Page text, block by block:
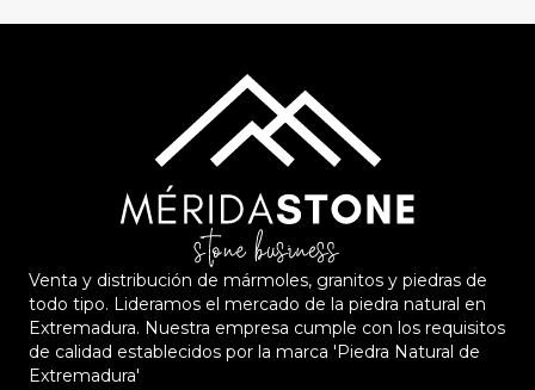
Venta y distribución de mármoles, granitos y piedras de
todo tipo. Lideramos el mercado de la piedra natural en
Extremadura. Nuestra empresa cumple con los requisitos
de calidad establecidos por la marca 'Piedra Natural de
Extremadura'